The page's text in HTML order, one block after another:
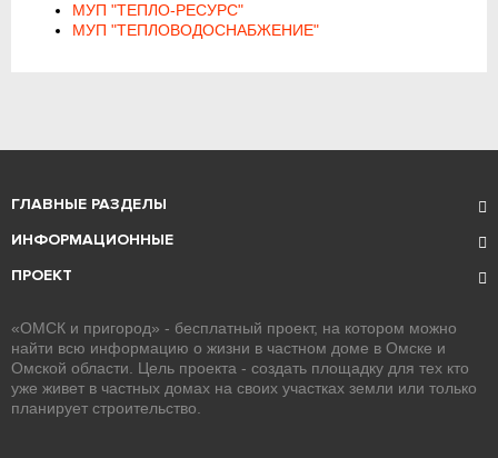
МУП "ТЕПЛО-РЕСУРС"
МУП "ТЕПЛОВОДОСНАБЖЕНИЕ"
ГЛАВНЫЕ РАЗДЕЛЫ
ИНФОРМАЦИОННЫЕ
ПРОЕКТ
«ОМСК и пригород» - бесплатный проект, на котором можно
найти всю информацию о жизни в частном доме в Омске и
Омской области. Цель проекта - создать площадку для тех кто
уже живет в частных домах на своих участках земли или только
планирует строительство.